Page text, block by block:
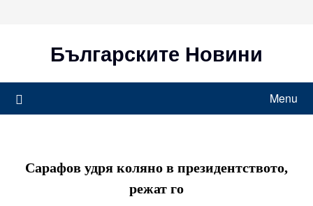
Българските Новини
Menu
Сарафов удря коляно в президентството,
режат го